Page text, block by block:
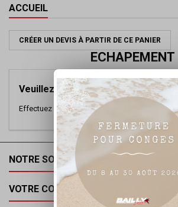
ACCUEIL
CRÉER UN DEVIS À PARTIR DE CE PANIER
ECHAPEMENT
Veuillez nous excuser pour le
Effectuez une nouvelle recherche
NOTRE SOCIÉTÉ
VOTRE COMPTE